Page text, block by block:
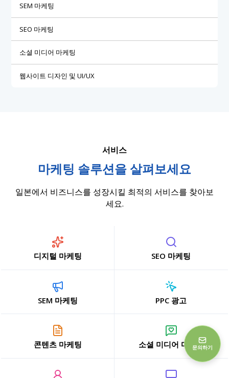
SEM 마케팅
SEO 마케팅
소셜 미디어 마케팅
웹사이트 디자인 및 UI/UX
서비스
마케팅 솔루션을 살펴보세요
일본에서 비즈니스를 성장시킬 최적의 서비스를 찾아보
세요.
디지털 마케팅 SEO 마케팅
SEM 마케팅 PPC 광고
콘텐츠 마케팅 소셜 미디어 마케팅
문의하기